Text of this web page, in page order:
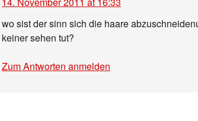
wo sist der sinn sich die haare
keiner sehen tut?
Zum Antworten anmelden